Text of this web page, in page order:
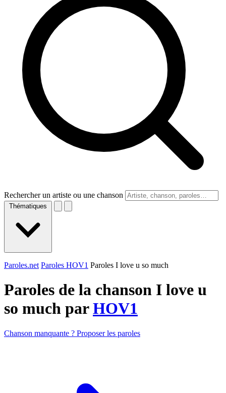
Rechercher un artiste ou une chanson
Thématiques
Paroles.net Paroles HOV1 Paroles I love u so much
Paroles de la chanson I love u
so much parHOV1
Chanson manquante ? Proposer les paroles